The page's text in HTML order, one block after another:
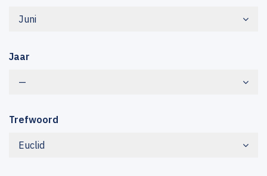
Juni
Jaar
—
Trefwoord
Euclid